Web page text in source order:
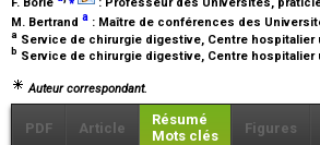
M. Bertrand a : Maître de conférences des
a Service de chirurgie digestive, Centre hospitalier
b Service de chirurgie digestive, Centre hospitalier
Auteur correspondant.
PDF Article
Résumé
Mots clés
Figures